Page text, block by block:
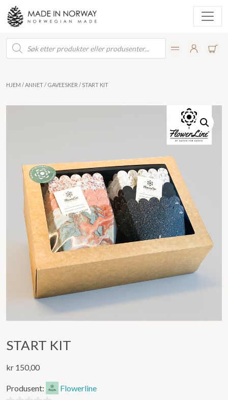
Products
search
HJEM /ANNET/ GAVEESKER / START KIT
START KIT
kr 150,00
Produsent: Flowerline